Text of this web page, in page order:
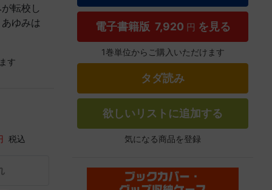
転校し
ゆみは
す
税込
電子書籍版 7,920 円 を見る
1巻単位からご購入いただけます
タダ読み
欲しいリストに追加する
気になる商品を登録